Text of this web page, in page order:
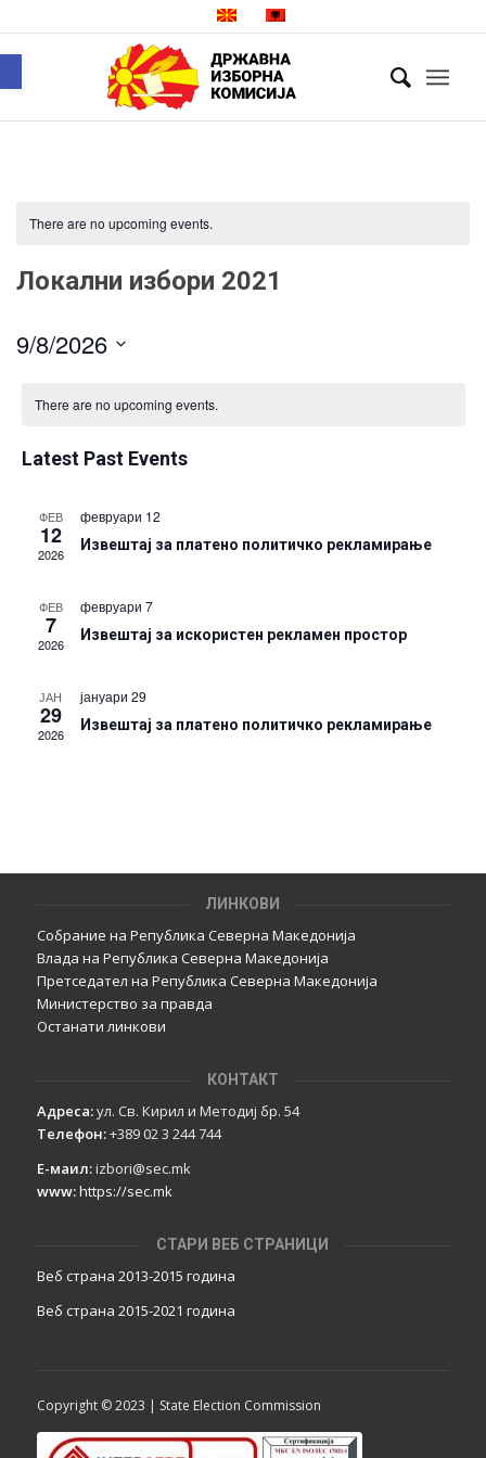
Open toolbar
There are no upcoming events.
Локални избори 2021
9/8/2026
date.
There are no upcoming events.
Latest Past Events
ФЕВ
12
2026
февруари 12
Извештај за платено политичко рекламирање
ФЕВ
7
2026
февруари 7
Извештај за искористен рекламен простор
ЈАН
29
2026
јануари 29
Извештај за платено политичко рекламирање
ЛИНКОВИ
Собрание на Република Северна Македонија
Влада на Република Северна Македонија
Претседател на Република Северна Македонија
Министерство за правда
Останати линкови
КОНТАКТ
Адреса:ул. Св. Кирил и Методиј бр. 54
Телефон:+389 02 3 244 744
Е-маил:izbori@sec.mk
www:https://sec.mk
СТАРИ ВЕБ СТРАНИЦИ
Веб страна 2013-2015 година
Веб страна 2015-2021 година
Copyright © 2023 | State Election Commission